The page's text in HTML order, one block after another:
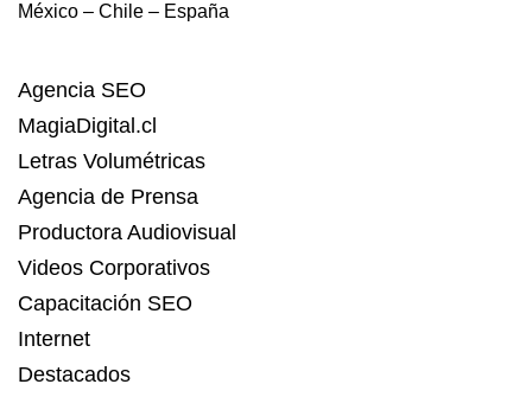
México – Chile – España
Agencia SEO
MagiaDigital.cl
Letras Volumétricas
Agencia de Prensa
Productora Audiovisual
Videos Corporativos
Capacitación SEO
Internet
Destacados